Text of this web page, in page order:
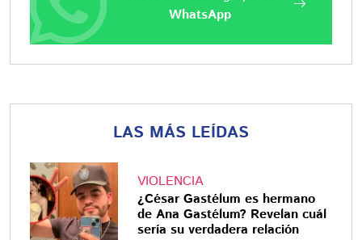
WhatsApp
LAS MÁS LEÍDAS
VIOLENCIA
¿César Gastélum es hermano
de Ana Gastélum? Revelan cuál
sería su verdadera relación